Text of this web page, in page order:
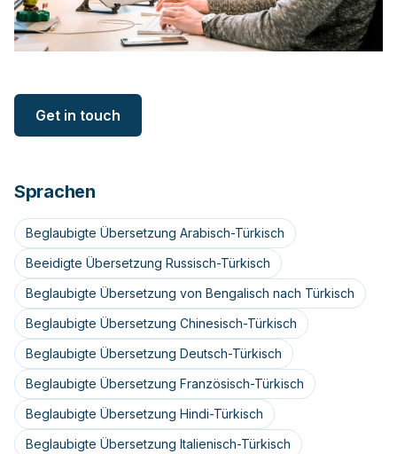
Get in touch
Sprachen
Beglaubigte Übersetzung Arabisch-Türkisch
Beeidigte Übersetzung Russisch-Türkisch
Beglaubigte Übersetzung von Bengalisch nach Türkisch
Beglaubigte Übersetzung Chinesisch-Türkisch
Beglaubigte Übersetzung Deutsch-Türkisch
Beglaubigte Übersetzung Französisch-Türkisch
Beglaubigte Übersetzung Hindi-Türkisch
Beglaubigte Übersetzung Italienisch-Türkisch